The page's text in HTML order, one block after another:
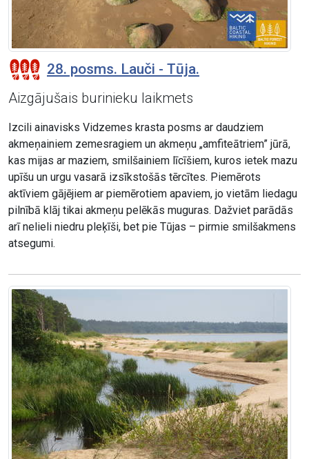
28. posms. Lauči - Tūja.
Aizgājušais burinieku laikmets
Izcili ainavisks Vidzemes krasta posms ar daudziem
akmeņainiem zemesragiem un akmeņu „amfiteātriem” jūrā,
kas mijas ar maziem, smilšainiem līcīšiem, kuros ietek mazu
upīšu un urgu vasarā izsīkstošās tērcītes. Piemērots
aktīviem gājējiem ar piemērotiem apaviem, jo vietām liedagu
pilnībā klāj tikai akmeņu pelēkās muguras. Dažviet parādās
arī nelieli niedru pleķīši, bet pie Tūjas – pirmie smilšakmens
atsegumi.